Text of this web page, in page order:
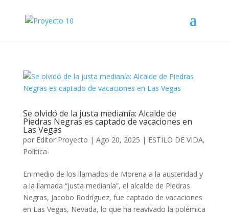
Se olvidó de la justa medianía: Alcalde de
Piedras Negras es captado de vacaciones en
Las Vegas
por Editor Proyecto | Ago 20, 2025 | ESTILO DE VIDA,
Política
En medio de los llamados de Morena a la austeridad y
a la llamada “justa medianía”, el alcalde de Piedras
Negras, Jacobo Rodríguez, fue captado de vacaciones
en Las Vegas, Nevada, lo que ha reavivado la polémica